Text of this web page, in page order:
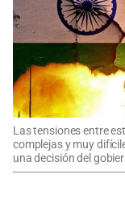
Las tensiones entre
complejas y muy
una decisión del